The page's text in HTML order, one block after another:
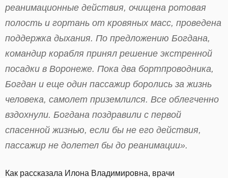
реанимационные действия, очищена ротовая
полость и гортань от кровяных масс, проведена
поддержка дыхания. По предложению Богдана,
командир корабля принял решение экстренной
посадки в Воронеже. Пока два бортпроводника,
Богдан и еще один пассажир боролись за жизнь
человека, самолет приземлился. Все облегченно
вздохнули. Богдана поздравили с первой
спасенной жизнью, если бы не его действия,
пассажир не долетел бы до реанимации».
Как рассказала Илона Владимировна, врачи